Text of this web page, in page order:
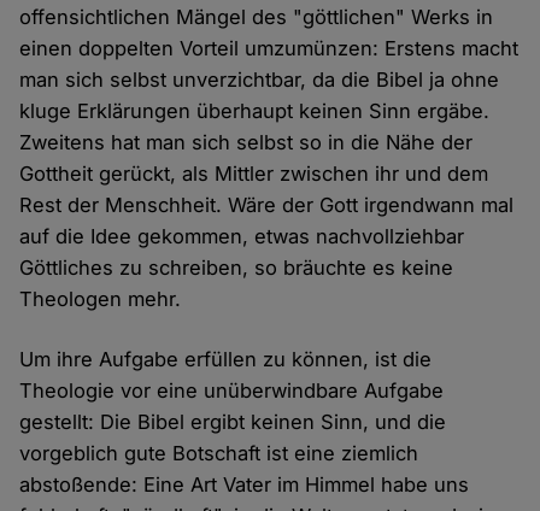
offensichtlichen Mängel des "göttlichen" Werks in
einen doppelten Vorteil umzumünzen: Erstens macht
man sich selbst unverzichtbar, da die Bibel ja ohne
kluge Erklärungen überhaupt keinen Sinn ergäbe.
Zweitens hat man sich selbst so in die Nähe der
Gottheit gerückt, als Mittler zwischen ihr und dem
Rest der Menschheit. Wäre der Gott irgendwann mal
auf die Idee gekommen, etwas nachvollziehbar
Göttliches zu schreiben, so bräuchte es keine
Theologen mehr.
Um ihre Aufgabe erfüllen zu können, ist die
Theologie vor eine unüberwindbare Aufgabe
gestellt: Die Bibel ergibt keinen Sinn, und die
vorgeblich gute Botschaft ist eine ziemlich
abstoßende: Eine Art Vater im Himmel habe uns